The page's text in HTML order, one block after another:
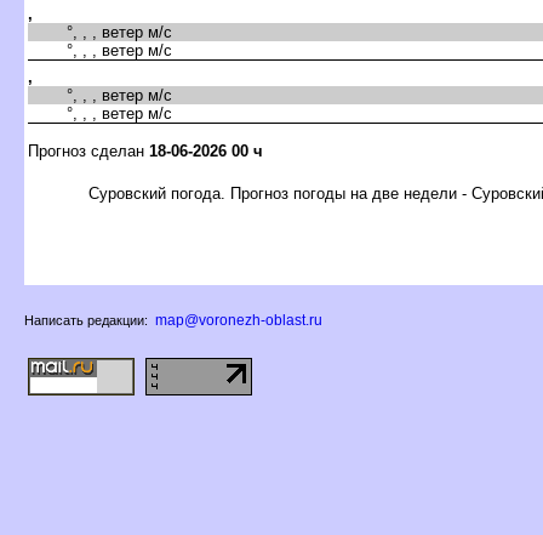
,
°, , , ветер м/с
°, , , ветер м/с
,
°, , , ветер м/с
°, , , ветер м/с
Прогноз сделан 18-06-2026 00 ч
Суровский погода. Прогноз погоды на две недели -
Написать редакции: map@voronezh-oblast.ru